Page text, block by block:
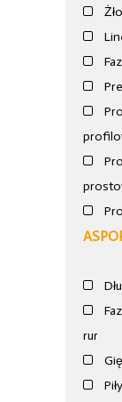
rur